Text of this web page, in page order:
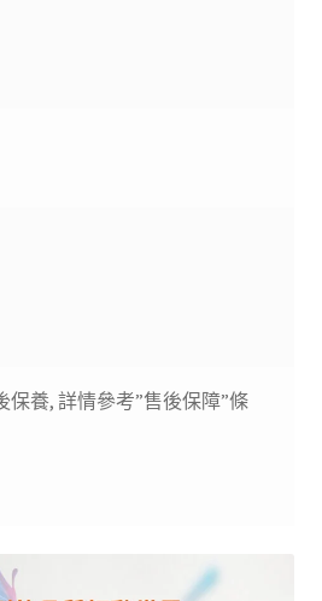
保養, 詳情參考”售後保障”條